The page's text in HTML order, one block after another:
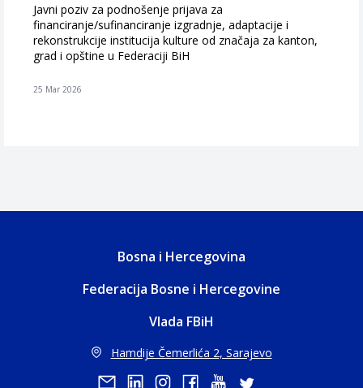
Javni poziv za podnošenje prijava za
financiranje/sufinanciranje izgradnje, adaptacije i
rekonstrukcije institucija kulture od značaja za kanton,
grad i opštine u Federaciji BiH
25 Mar 2026
Bosna i Hercegovina
Federacija Bosne i Hercegovine
Vlada FBiH
Hamdije Čemerlića 2, Sarajevo